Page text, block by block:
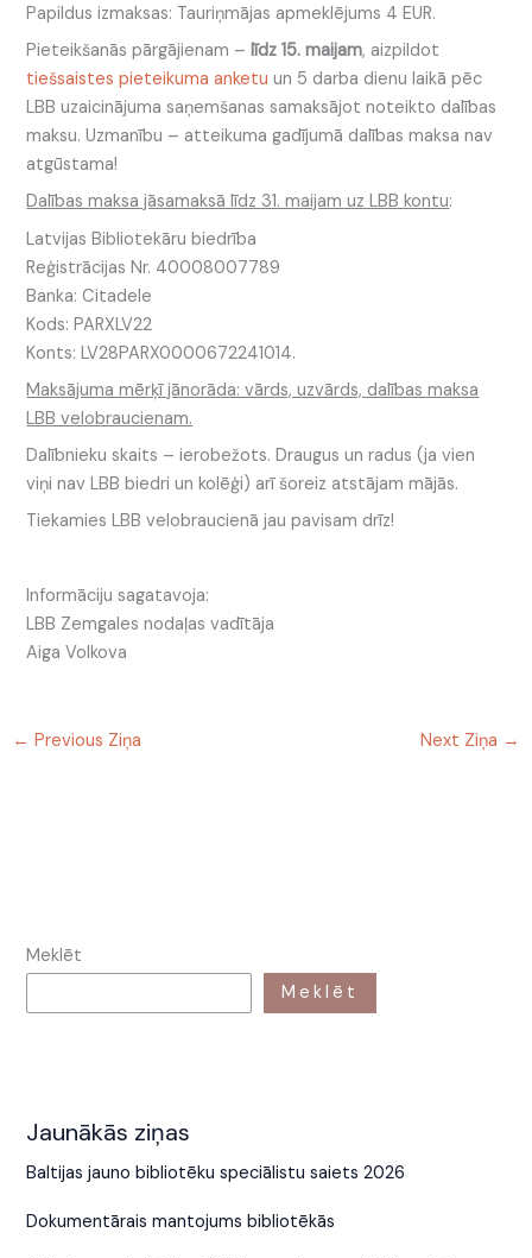
Papildus izmaksas: Tauriņmājas apmeklējums 4 EUR.
Pieteikšanās pārgājienam –līdz 15. maijam, aizpildot
tiešsaistes pieteikuma anketu un 5 darba dienu laikā pēc
LBB uzaicinājuma saņemšanas samaksājot noteikto dalības
maksu. Uzmanību – atteikuma gadījumā dalības maksa nav
atgūstama!
Dalības maksa jāsamaksā līdz 31. maijam uz LBB kontu:
Latvijas Bibliotekāru biedrība
Reģistrācijas Nr. 40008007789
Banka: Citadele
Kods: PARXLV22
Konts: LV28PARX0000672241014.
Maksājuma mērķī jānorāda: vārds, uzvārds, dalības maksa
LBB velobraucienam.
Dalībnieku skaits – ierobežots. Draugus un radus (ja vien
viņi nav LBB biedri un kolēģi) arī šoreiz atstājam mājās.
Tiekamies LBB velobraucienā jau pavisam drīz!
Informāciju sagatavoja:
LBB Zemgales nodaļas vadītāja
Aiga Volkova
← Previous Ziņa Next Ziņa →
Meklēt
Meklēt
Jaunākās ziņas
Baltijas jauno bibliotēku speciālistu saiets 2026
Dokumentārais mantojums bibliotēkās